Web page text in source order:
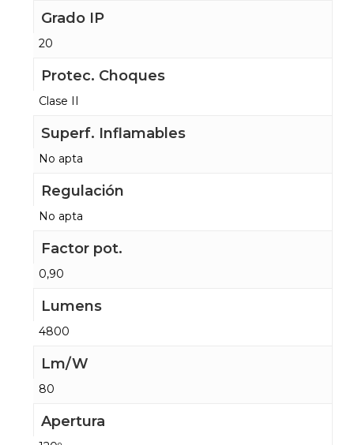
Grado IP
20
Protec. Choques
Clase II
Superf. Inflamables
No apta
Regulación
No apta
Factor pot.
0,90
Lumens
4800
Lm/W
80
Apertura